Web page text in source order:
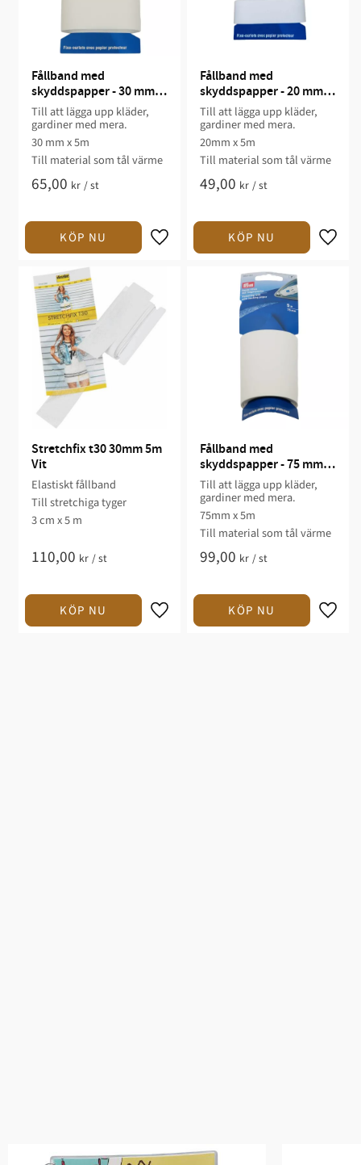
Fållband med
skyddspapper - 30 mm x
5 m
Till att lägga upp kläder,
gardiner med mera.
30 mm x 5m
Till material som tål värme​
65,00 kr /st
Fållband med
skyddspapper - 20 mm x
5 m
Till att lägga upp kläder,
gardiner med mera.
20mm x 5m
Till material som tål värme​
49,00 kr /st
Stretchfix t30 30mm 5m
Vit
Elastiskt fållband
Till stretchiga tyger
3 cm x 5 m
110,00 kr /st
Fållband med
skyddspapper - 75 mm x
5 m
Till att lägga upp kläder,
gardiner med mera.
75mm x 5m
Till material som tål värme​
99,00 kr /st